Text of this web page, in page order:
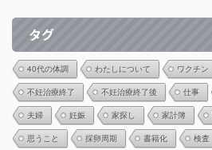
タグ
40代の体調 わたしについて ワクチン
不妊治療終了 不妊治療終了後 仕事
夫婦 妊娠 家探し 家計簿
思うこと 採卵周期 書籍化 検査